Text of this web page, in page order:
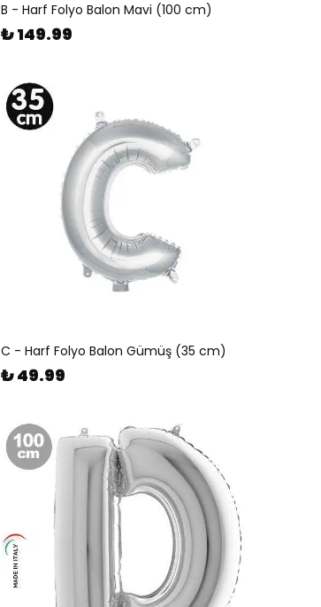
B - Harf Folyo Balon Mavi (100 cm)
₺ 149.99
C - Harf Folyo Balon Gümüş (35 cm)
₺ 49.99